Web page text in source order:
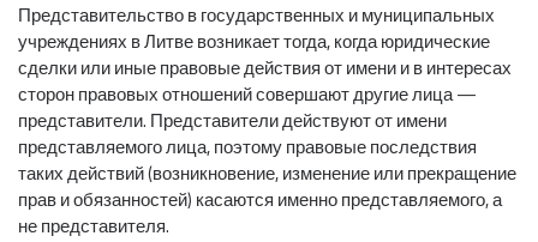
Представительство в государственных и муниципальных
учреждениях в Литве возникает тогда, когда юридические
сделки или иные правовые действия от имени и в интересах
сторон правовых отношений совершают другие лица —
представители. Представители действуют от имени
представляемого лица, поэтому правовые последствия
таких действий (возникновение, изменение или прекращение
прав и обязанностей) касаются именно представляемого, а
не представителя.